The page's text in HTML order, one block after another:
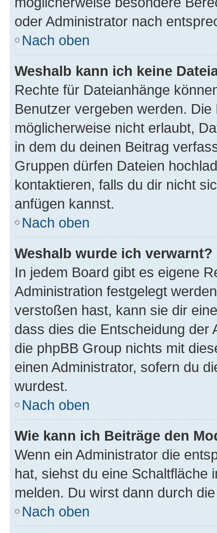
oder Administrator nach
Nach oben
Weshalb kann ich keine
Rechte für Dateianhänge
Benutzer vergeben werden.
möglicherweise nicht erlaubt,
in dem du deinen Beitrag
Gruppen dürfen Dateien
kontaktieren, falls du dir nicht
anfügen kannst.
Nach oben
Weshalb wurde ich verwarnt?
In jedem Board gibt es eigene
Administration festgelegt
verstoßen hast, kann sie dir
dass dies die Entscheidung der
die phpBB Group nichts mit
einen Administrator, sofern du
wurdest.
Nach oben
Wie kann ich Beiträge den
Wenn ein Administrator die
hat, siehst du eine Schaltfläche
melden. Du wirst dann durch
Nach oben